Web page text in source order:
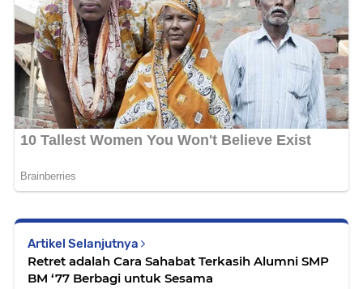
Artikel Selanjutnya
Retret adalah Cara Sahabat Terkasih Alumni SMP
BM ‘77 Berbagi untuk Sesama